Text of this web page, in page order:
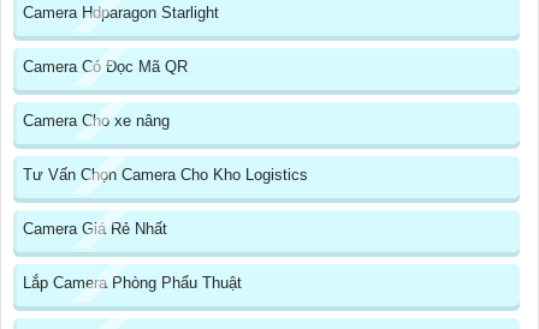
Camera Hdparagon Starlight
Camera Có Đọc Mã QR
Camera Cho xe nâng
Tư Vấn Chọn Camera Cho Kho Logistics
Camera Giá Rẻ Nhất
Lắp Camera Phòng Phẩu Thuật